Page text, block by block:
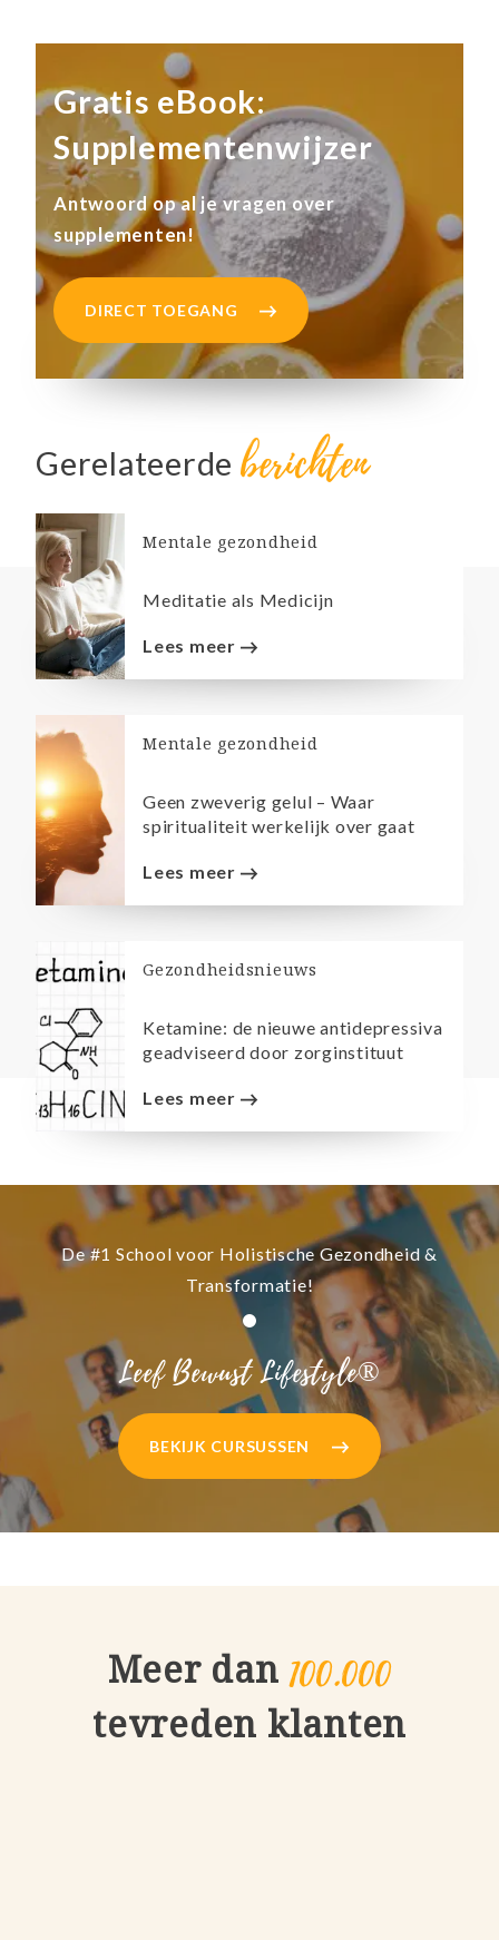
Gratis eBook:
Supplementenwijzer
Antwoord op al je vragen over
supplementen!
DIRECT TOEGANG
Gerelateerde berichten
Mentale gezondheid
Meditatie als Medicijn
Lees meer
Mentale gezondheid
Geen zweverig gelul – Waar
spiritualiteit werkelijk over gaat
Lees meer
Gezondheidsnieuws
Ketamine: de nieuwe antidepressiva
geadviseerd door zorginstituut
Lees meer
De #1 School voor Holistische Gezondheid &
Transformatie!
Leef Bewust Lifestyle®
BEKIJK CURSUSSEN
Meer dan 100.000
tevreden klanten